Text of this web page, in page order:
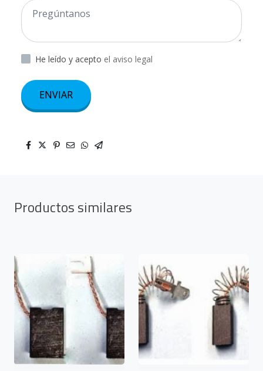
He leído y acepto el aviso legal
ENVIAR
Productos similares